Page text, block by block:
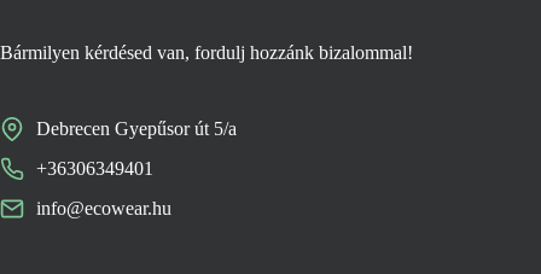
Bármilyen kérdésed van, fordulj hozzánk bizalommal!
Debrecen Gyepűsor út 5/a
+36306349401
info@ecowear.hu